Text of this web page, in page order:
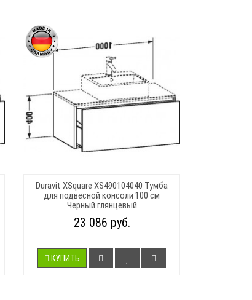
Duravit XSquare XS490104040 Тумба
для подвесной консоли 100 см
Черный глянцевый
23 086 руб.
КУПИТЬ